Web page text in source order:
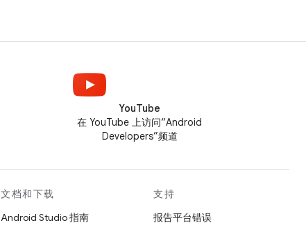
YouTube
在 YouTube 上访问“Android
Developers”频道
文档和下载
Android Studio 指南
支持
报告平台错误